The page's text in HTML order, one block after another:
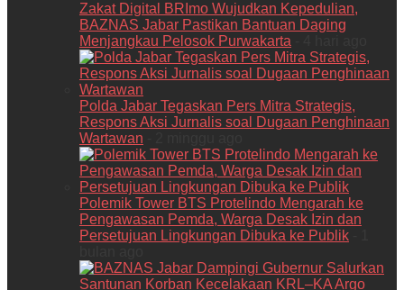
Zakat Digital BRImo Wujudkan Kepedulian,
BAZNAS Jabar Pastikan Bantuan Daging
Menjangkau Pelosok Purwakarta
Polda Jabar Tegaskan Pers Mitra Strategis,
Respons Aksi Jurnalis soal Dugaan Penghinaan
Wartawan
Polemik Tower BTS Protelindo Mengarah ke
Pengawasan Pemda, Warga Desak Izin dan
Persetujuan Lingkungan Dibuka ke Publik